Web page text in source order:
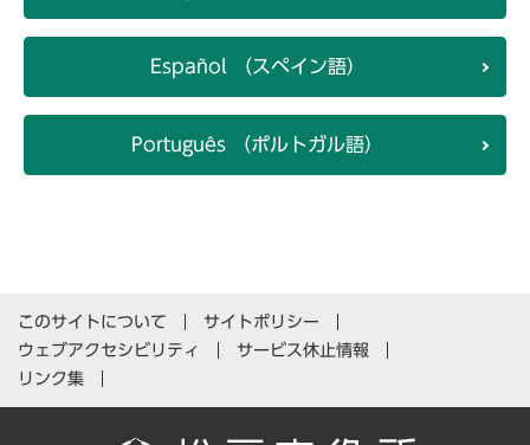
Español （スペイン語）
Português （ポルトガル語）
このサイトについて
サイトポリシー
ウェブアクセシビリティ
サービス休止情報
リンク集